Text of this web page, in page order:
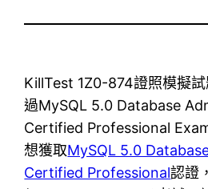
KillTest 1Z0-874證照模擬
過MySQL 5.0 Database
Certified Professional
想獲取MySQL 5.0
Certified Professional認證